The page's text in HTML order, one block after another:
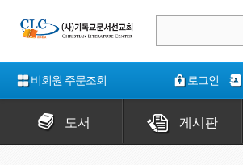
비회원 주문조회 로그인
도서 게시판